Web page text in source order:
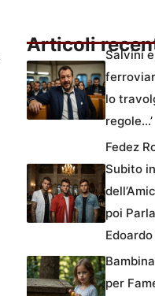
Articoli
Salvini
lo
regole…’
Fedez
Subito
poi
per